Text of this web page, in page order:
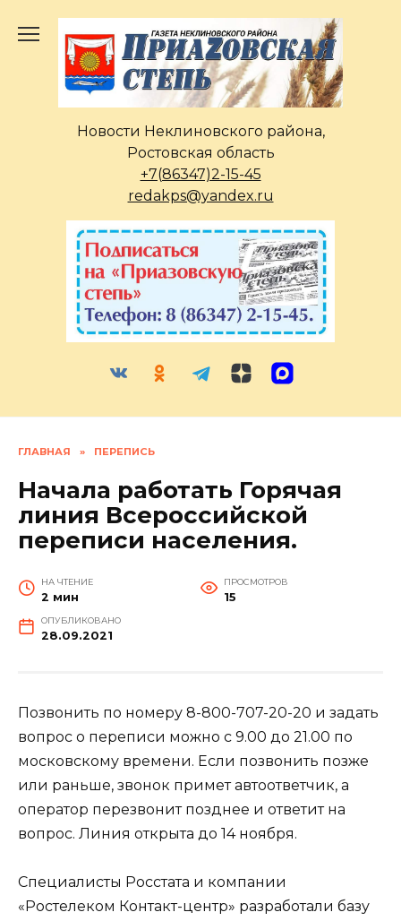
содержанию
Новости Неклиновского района,
Ростовская область
+7(86347)2-15-45
redakps@yandex.ru
ГЛАВНАЯ » ПЕРЕПИСЬ
Начала работать Горячая
линия Всероссийской
переписи населения.
НА ЧТЕНИЕ
2 мин
ПРОСМОТРОВ
15
ОПУБЛИКОВАНО
28.09.2021
Позвонить по номеру 8-800-707-20-20 и задать
вопрос о переписи можно с 9.00 до 21.00 по
московскому времени. Если позвонить позже
или раньше, звонок примет автоответчик, а
оператор перезвонит позднее и ответит на
вопрос. Линия открыта до 14 ноября.
Специалисты Росстата и компании
«Ростелеком Контакт-центр» разработали базу